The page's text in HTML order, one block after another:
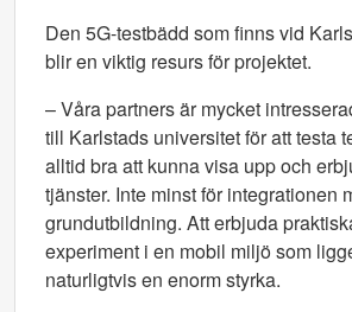
Den 5G-testbädd som finns vid
blir en viktig resurs för projektet.
– Våra partners är mycket
till Karlstads universitet för att testa
alltid bra att kunna visa upp och
tjänster. Inte minst för integrationen
grundutbildning. Att erbjuda
experiment i en mobil miljö som
naturligtvis en enorm styrka.